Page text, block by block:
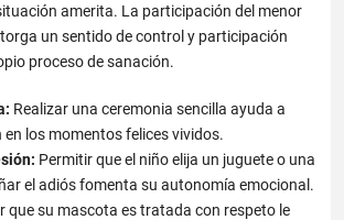
amerita. La participación del menor
un sentido de control y participación
proceso de sanación.
Realizar una ceremonia sencilla ayuda a
los momentos felices vividos.
Permitir que el niño elija un juguete o una
el adiós fomenta su autonomía emocional.
que su mascota es tratada con respeto le